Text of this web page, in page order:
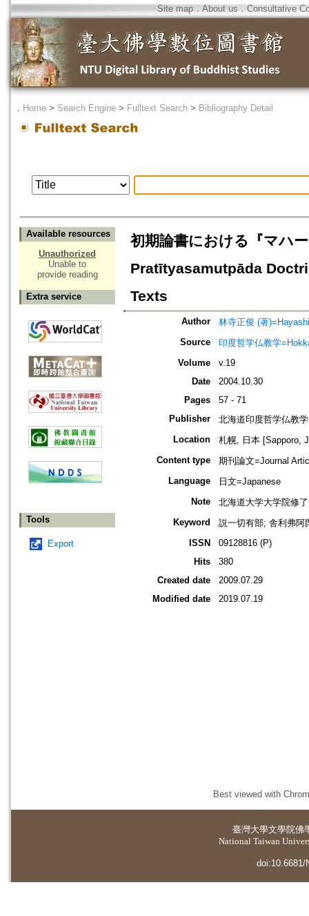
Site map．About us ． Consultative
． Home > Search Engine > Fulltext Search > Bibliography Detail
Available resources
Unauthorized
Unable to
provide reading
Extra service
Tools
Export
初期論書における『マハ
Pratītyasamutpāda
Texts
Author
林寺正俊 (著
Source
印度哲学仏教学
Volume
v.19
Date
2004.10.30
Pages
57 - 71
Publisher
北海道印度哲学仏教
Location
札幌, 日本 [Sapporo,
Content type
期刊論文=Journal
Language
日文=Japanese
Note
北海道大学大学院修
Keyword
説一切有部; 舎利弗阿
ISSN
09128816 (P)
Hits
380
Created date
2009.07.29
Modified date
2019.07.19
Best viewed with
臺灣大學文學院佛
National Taiwan
doi:10.6681/